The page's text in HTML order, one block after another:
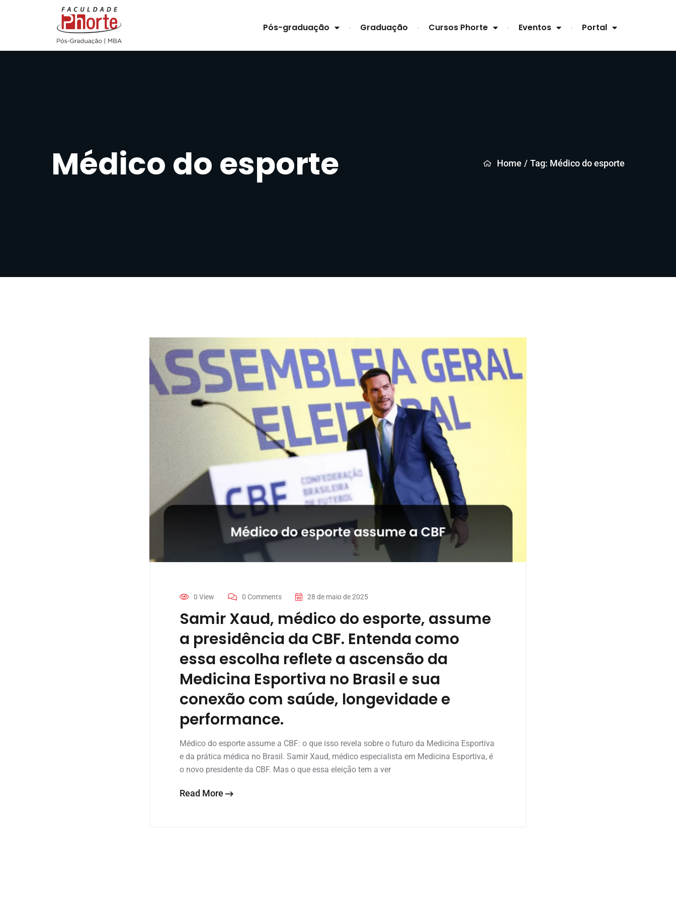
Pós-graduação Graduação Cursos Phorte Eventos Portal
Médico do esporte Home / Tag: Médico do esporte
0 View 0 Comments 28 de maio de 2025
Samir Xaud, médico do esporte, assume
a presidência da CBF. Entenda como
essa escolha reflete a ascensão da
Medicina Esportiva no Brasil e sua
conexão com saúde, longevidade e
performance.
Médico do esporte assume a CBF: o que isso revela sobre o futuro da Medicina Esportiva
e da prática médica no Brasil. Samir Xaud, médico especialista em Medicina Esportiva, é
o novo presidente da CBF. Mas o que essa eleição tem a ver
Read More